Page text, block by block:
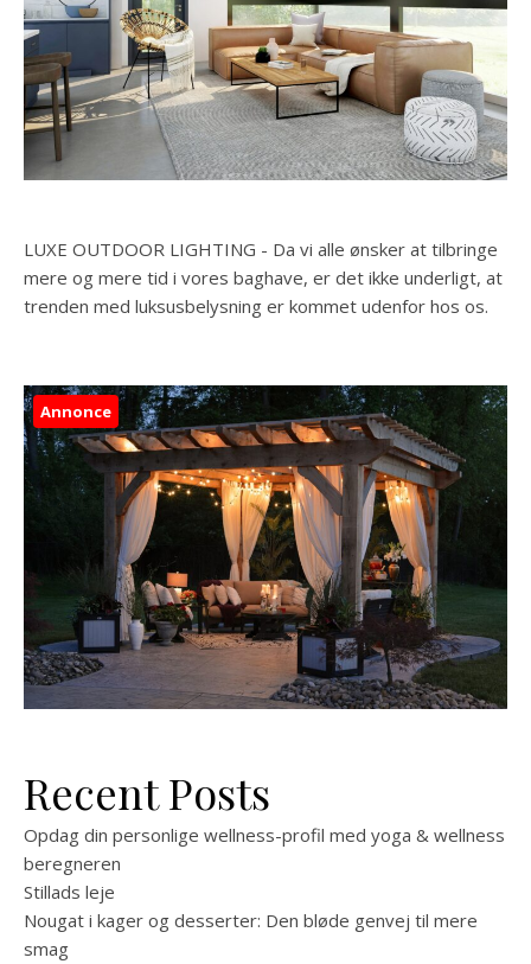
LUXE OUTDOOR LIGHTING - Da vi alle ønsker at tilbringe
mere og mere tid i vores baghave, er det ikke underligt, at
trenden med luksusbelysning er kommet udenfor hos os.
Annonce
Recent Posts
Opdag din personlige wellness-profil med yoga & wellness
beregneren
Stillads leje
Nougat i kager og desserter: Den bløde genvej til mere
smag